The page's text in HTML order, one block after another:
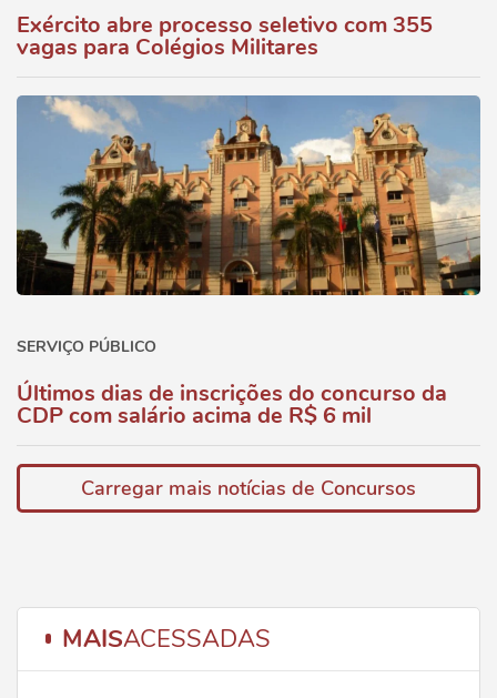
Exército abre processo seletivo com 355
vagas para Colégios Militares
SERVIÇO PÚBLICO
Últimos dias de inscrições do concurso da
CDP com salário acima de R$ 6 mil
Carregar mais notícias de Concursos
MAISACESSADAS